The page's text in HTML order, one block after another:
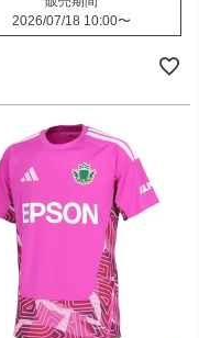
2026/07/18 10:00〜